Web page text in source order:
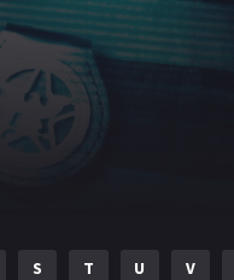
S T U V